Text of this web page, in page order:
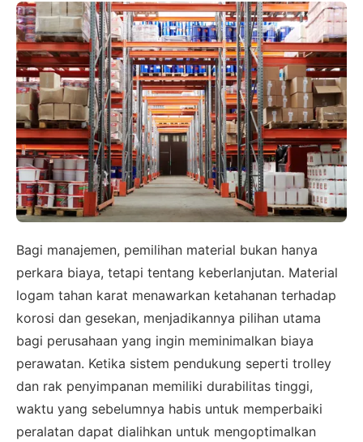
Bagi manajemen, pemilihan material bukan hanya
perkara biaya, tetapi tentang keberlanjutan. Material
logam tahan karat menawarkan ketahanan terhadap
korosi dan gesekan, menjadikannya pilihan utama
bagi perusahaan yang ingin meminimalkan biaya
perawatan. Ketika sistem pendukung seperti trolley
dan rak penyimpanan memiliki durabilitas tinggi,
waktu yang sebelumnya habis untuk memperbaiki
peralatan dapat dialihkan untuk mengoptimalkan